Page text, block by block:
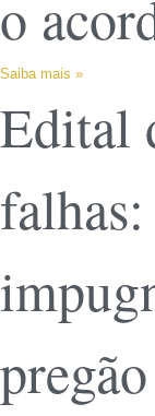
o
Saiba mais »
Edital